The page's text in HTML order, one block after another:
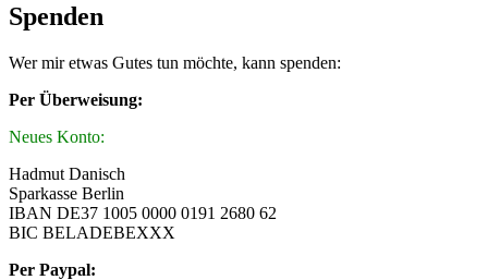
Spenden
Wer mir etwas Gutes tun möchte, kann spenden:
Per Überweisung:
Neues Konto:
Hadmut Danisch
Sparkasse Berlin
IBAN DE37 1005 0000 0191 2680 62
BIC BELADEBEXXX
Per Paypal: